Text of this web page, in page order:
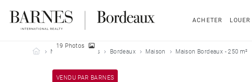
ACHETER LOUER
Barnes Bordeaux
Nos biens vendus Bordeaux Maison Maison Bordeaux - 250 m²
VENDU PAR BARNES
19 Photos